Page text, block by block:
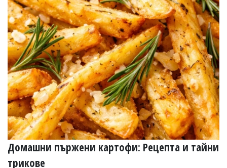
Домашни пържени картофи: Рецепта и тайни
трикове